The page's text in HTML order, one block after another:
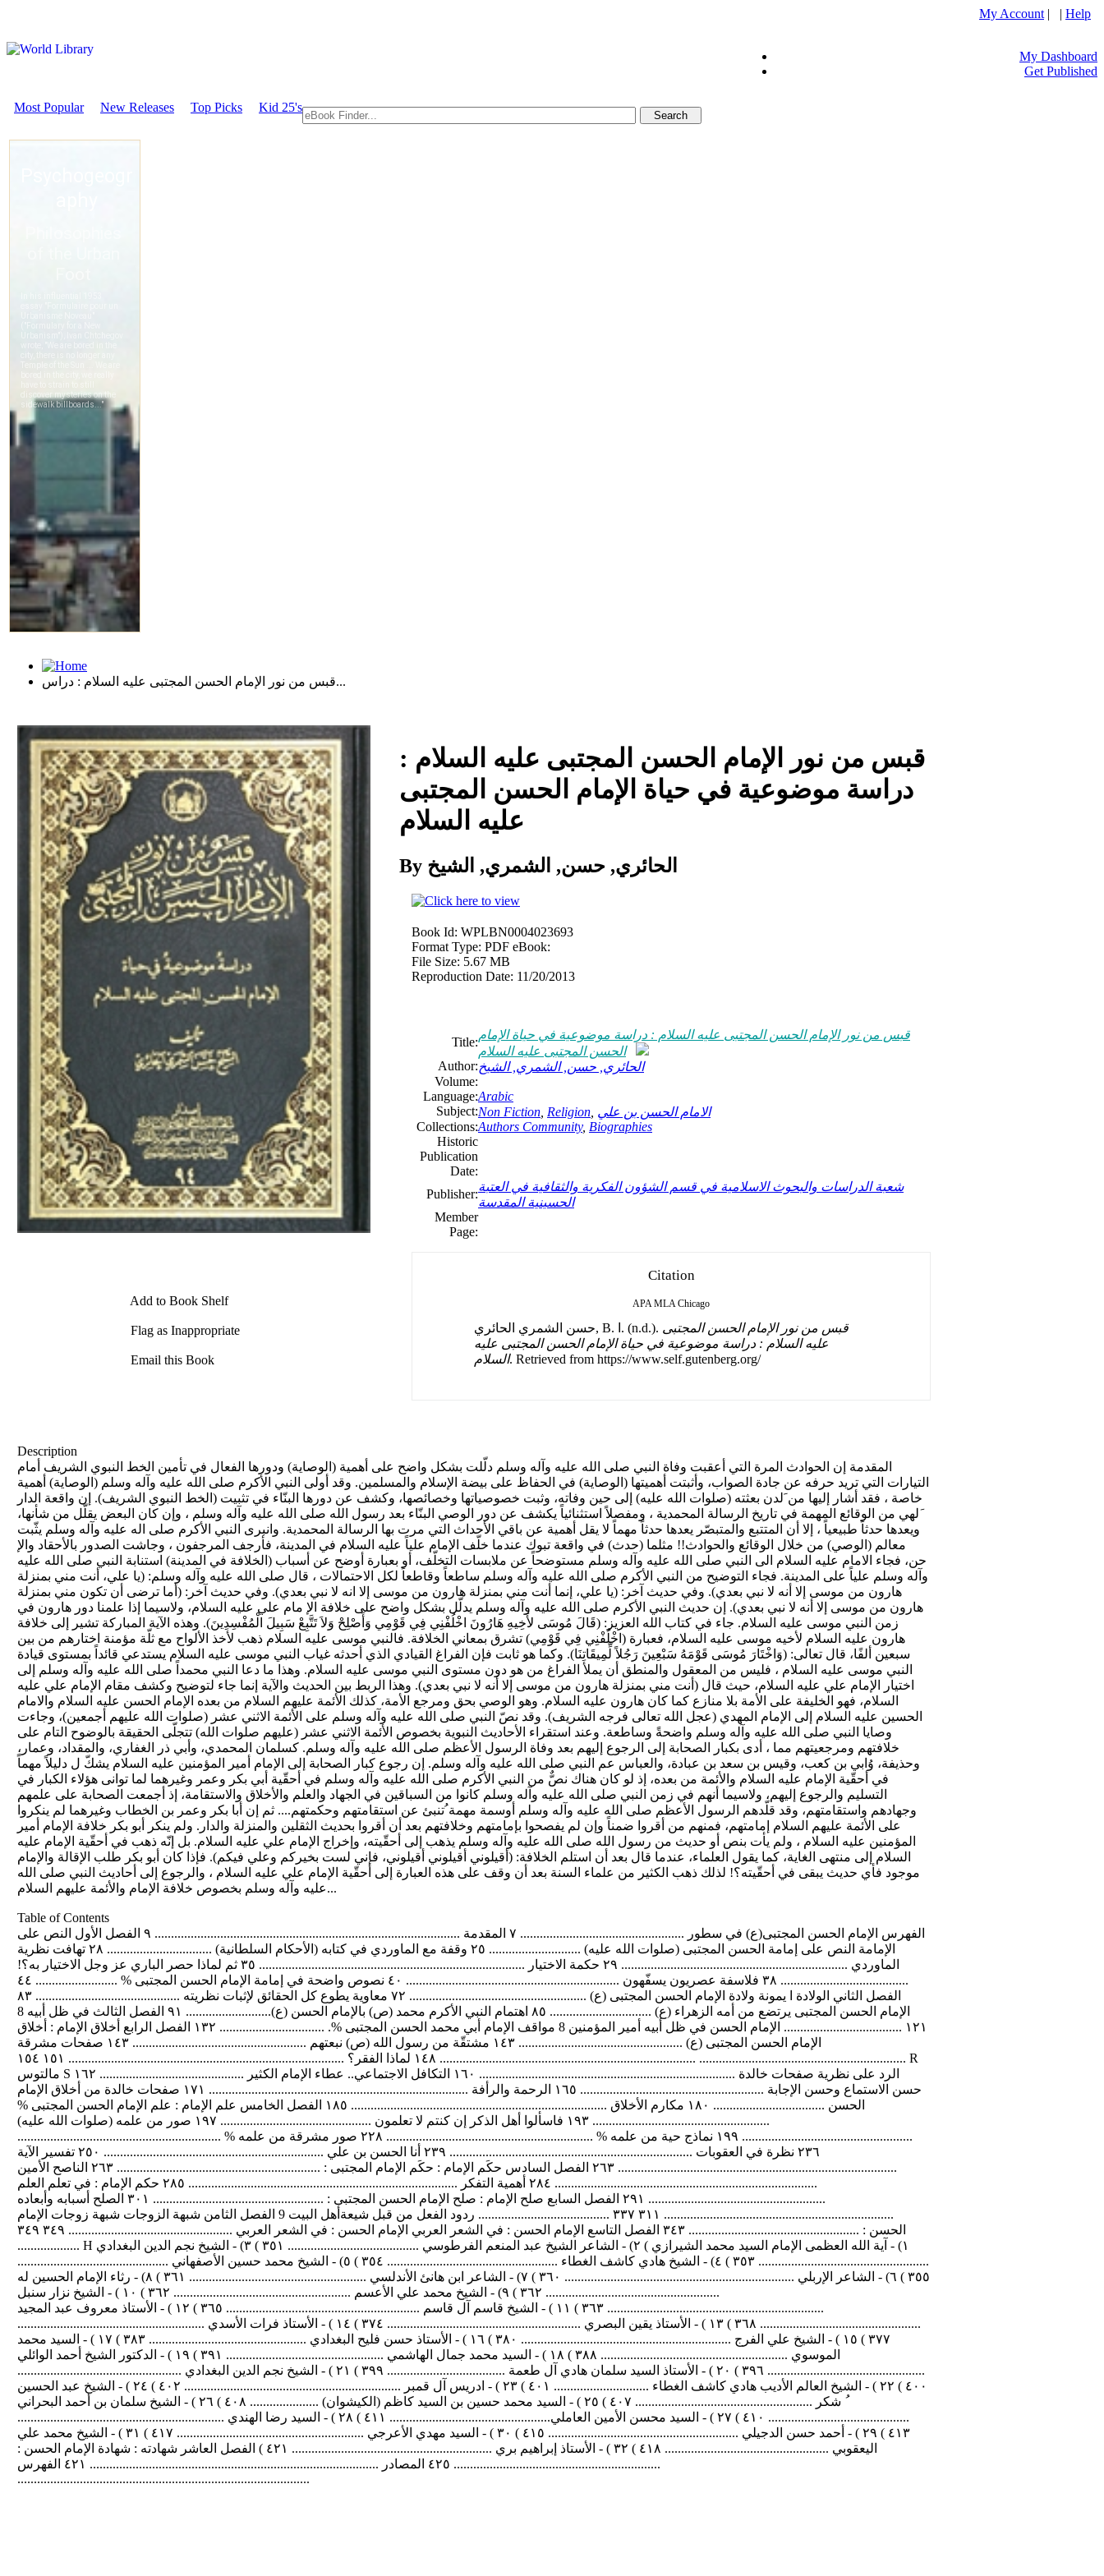
My Account | | Help
My Dashboard
Get Published
Most Popular New Releases Top Picks Kid 25's
قبس من نور الإمام الحسن المجتبى عليه السلام : دراس...
Download
Add to Book Shelf
Flag as Inappropriate
Email this Book
قبس من نور الإمام الحسن المجتبى عليه السلام :
دراسة موضوعية في حياة الإمام الحسن المجتبى
عليه السلام
By الحائري, حسن, الشمري, الشيخ
Book Id: WPLBN0004023693
Format Type: PDF eBook:
File Size: 5.67 MB
Reproduction Date: 11/20/2013
Title:
قبس من نور الإمام الحسن المجتبى عليه السلام : دراسة موضوعية في حياة الإمام
الحسن المجتبى عليه السلام
Author:الحائري, حسن, الشمري, الشيخ
Volume:
Language:Arabic
Subject:Non Fiction Religion الامام الحسن بن علي
Collections:Authors Community, Biographies
Historic
Publication
Date:
Publisher:
شعبة الدراسات والبحوث الاسلامية في قسم الشؤون الفكرية والثقافية في العتبة
الحسينية المقدسة
Member
Page:
Citation
APA MLA Chicago
حسن الشمري الحائري, B. ا. (n.d.). قبس من نور الإمام الحسن المجتبى
عليه السلام : دراسة موضوعية في حياة الإمام الحسن المجتبى عليه
السلام. Retrieved from https://www.self.gutenberg.org/
Description
المقدمة إن الحوادث المرة التي أعقبت وفاة النبي صلى الله عليه وآله وسلم دلّلت بشكل واضح على أهمية (الوصاية) ودورها الفعال في تأمين الخط النبوي الشريف أمام
التيارات التي تريد حرفه عن جادة الصواب، وأثبتت أهميتها (الوصاية) في الحفاظ على بيضة الإسلام والمسلمين. وقد أولى النبي الأكرم صلى الله عليه وآله وسلم (الوصاية) أهمية
خاصة ، فقد أشار إليها من َلدن بعثته (صلوات الله عليه) إلى حين وفاته، وثبت خصوصياتها وخصائصها، وكشف عن دورها البنّاء في تثبيت (الخط النبوي الشريف). إن واقعة الدار
َلهي من الوقائع المهمة في تاريخ الرسالة المحمدية ، ومفصلاً استثنائياً يكشف عن دور الوصي البنّاء بعد رسول الله صلى الله عليه وآله وسلم ، وإن كان البعض يقلّل من شأنها،
ويعدها حدثاً طبيعياً ، إلا أن المتتبع والمتبصّر يعدها حدثاً مهماً لا يقل أهمية عن باقي الأحداث التي مرت بها الرسالة المحمدية. وانبرى النبي الأكرم صلى اله عليه وآله وسلم يثّبت
معالم (الوصي) من خلال الوقائع والحوادث!! مثلما (حدث) في واقعة تبوك عندما خلّف الإمام علياً عليه السلام في المدينة، فأرجف المرجفون ، وجاشت الصدور بالأحقاد والإ
حن، فجاء الامام عليه السلام الى النبي صلى الله عليه وآله وسلم مستوضحاً عن ملابسات التخلّف، أو بعبارة أوضح عن أسباب (الخلافة في المدينة) استنابة النبي صلى الله عليه
وآله وسلم علياً على المدينة. فجاء التوضيح من النبي الأكرم صلى الله عليه وآله وسلم ساطعاً وقاطعاً لكل الاحتمالات ، قال صلى الله عليه وآله وسلم: (يا علي، أنت مني بمنزلة
هارون من موسى إلا أنه لا نبي بعدي). وفي حديث آخر: (يا علي، إنما أنت مني بمنزلة هارون من موسى إلا انه لا نبي بعدي). وفي حديث آخر: (أما ترضى أن تكون مني بمنزلة
هارون من موسى إلا أنه لا نبي بعدي). إن حديث النبي الأكرم صلى الله عليه وآله وسلم يدلّل بشكل واضح على خلافة الإ مام علي عليه السلام، ولاسيما إذا علمنا دور هارون في
زمن النبي موسى عليه السلام. جاء في كتاب الله العزيز: (قَالَ مُوسَى لأَخِيهِ هَارُونَ اخْلُفْنِي فِي قَوْمِي وَأَصْلِحْ وَلاَ تَتَّبِعْ سَبِيلَ الْمُفْسِدِينَ). وهذه الآية المباركة تشير إلى خلافة
هارون عليه السلام لأخيه موسى عليه السلام، فعبارة (اخْلُفْنِي فِي قَوْمِي) تشرق بمعاني الخلافة. فالنبي موسى عليه السلام ذهب لأخذ الألواح مع ثلّة مؤمنة اختارهم من بين
سبعين ألفًا، قال تعالى: (وَاخْتَارَ مُوسَى قَوْمَهُ سَبْعِينَ رَجُلاً لِّمِيقَاتِنَا). وكما هو ثابت فإن الفراغ القيادي الذي أحدثه غياب النبي موسى عليه السلام يستدعي قائداً بمستوى قيادة
النبي موسى عليه السلام ، فليس من المعقول والمنطق أن يملأ الفراغ من هو دون مستوى النبي موسى عليه السلام. وهذا ما دعا النبي محمداً صلى الله عليه وآله وسلم إلى
اختيار الإمام علي عليه السلام، حيث قال (أنت مني بمنزلة هارون من موسى إلا أنه لا نبي بعدي). وهذا الربط بين الحديث والآية إنما جاء لتوضيح وكشف مقام الإمام علي عليه
السلام، فهو الخليفة على الأمة بلا منازع كما كان هارون عليه السلام. وهو الوصي بحق ومرجع الأمة، كذلك الأئمة عليهم السلام من بعده الإمام الحسن عليه السلام والامام
الحسين عليه السلام إلى الإمام المهدي (عجل الله تعالى فرجه الشريف). وقد نصّ النبي صلى الله عليه وآله وسلم على الأئمة الاثني عشر (صلوات الله عليهم أجمعين)، وجاءت
وصايا النبي صلى الله عليه وآله وسلم واضحةً وساطعة. وعند استقراء الأحاديث النبوية بخصوص الأئمة الاثني عشر (عليهم صلوات الله) تتجلّى الحقيقة بالوضوح التام على
خلافتهم ومرجعيتهم مما ، أدى بكبار الصحابة إلى الرجوع إليهم بعد وفاة الرسول الأعظم صلى الله عليه وآله وسلم. كسلمان المحمدي، وأبي ذر الغفاري، والمقداد، وعمار،
وحذيفة، وُابي بن كعب، وقيس بن سعد بن عبادة، والعباس عم النبي صلى الله عليه وآله وسلم. إن رجوع كبار الصحابة إلى الإمام أمير المؤمنين عليه السلام يشكّ ل دليلاً مهماً
في أحقّية الإمام عليه السلام والأئمة من بعده، إذ لو كان هناك نصٌّ من النبي الأكرم صلى الله عليه وآله وسلم في أحقّية أبي بكر وعمر وغيرهما لما توانى هؤلاء الكبار في
التسليم والرجوع إليهم، ولاسيما أنهم في زمن النبي صلى الله عليه وآله وسلم كانوا من السباقين في الجهاد والعلم والأخلاق والاستقامة، إذ أجمعت الصحابة على علمهم
وجهادهم واستقامتهم، وقد قلّدهم الرسول الأعظم صلى الله عليه وآله وسلم أوسمة مهمة ُتنبئ عن استقامتهم وحكمتهم.... ثم إن أبا بكر وعمر بن الخطاب وغيرهما لم ينكروا
على الأئمة عليهم السلام إمامتهم، فمنهم من أقروا ضمناً وإن لم يفصحوا بإمامتهم وخلافتهم بعد أن أقروا بحديث الثقلين والمنزلة والدار. ولم ينكر أبو بكر خلافة الإمام أمير
المؤمنين عليه السلام ، ولم يأت بنص أو حديث من رسول الله صلى الله عليه وآله وسلم يذهب إلى أحقّيته، وإخراج الإمام علي عليه السلام. بل إنّه ذهب في أحقّية الإمام عليه
السلام إلى منتهى الغاية، كما يقول العلماء، عندما قال بعد أن استلم الخلافة: (أقيلوني أقيلوني أقيلوني، فإني لست بخيركم وعلي فيكم). فإذا كان أبو بكر طلب الإقالة والإمام
موجود فأي حديث يبقى في أحقّيته؟! لذلك ذهب الكثير من علماء السنة بعد أن وقف على هذه العبارة إلى أحقّية الإمام علي عليه السلام ، والرجوع إلى أحاديث النبي صلى الله
عليه وآله وسلم بخصوص خلافة الإمام والأئمة عليهم السلام...
Table of Contents
الفهرس الإمام الحسن المجتبى(ع) في سطور .................................................. ٧ المقدمة ............................................................................................. ٩ الفصل الأول النص على
الإمامة النص على إمامة الحسن المجتبى (صلوات الله عليه) ............................ ٢٥ وقفة مع الماوردي في كتابه (الأحكام السلطانية) ................................ ٢٨ تهافت نظرية
الماوردي ..................................................................... ٢٩ حكمة الاختيار ................................................................................. ٣٥ ثم لماذا حصر الباري عز وجل الاختيار به؟!
....................................... ٣٨ فلاسفة عصريون يسفّهون ................................................................. ٤٠ نصوص واضحة في إمامة الإمام الحسن المجتبى % ......................... ٤٤
الفصل الثاني الولادة ا يمونة ولادة الإمام الحسن المجتبى (ع) ...................................................... ٧٢ معاوية يطوع كل الحقائق لإثبات نظريته ............................................ ٨٣
الإمام الحسن المجتبى يرتضع من أمه الزهراء (ع) ............................... ٨٥ اهتمام النبي الأكرم محمد (ص) بالإمام الحسن (ع).......................... ٩١ الفصل الثالث في ظل أبيه 8
١٢١ .................................... الإمام الحسن في ظل أبيه أمير المؤمنين 8 مواقف الإمام أبي محمد الحسن المجتبى %. ................................ ١٣٢ الفصل الرابع أخلاق الإمام : أخلاق
الإمام الحسن المجتبى (ع) .................................................. ١٤٣ مشتقّة من رسول الله (ص) نبعتهم ..................................................... ١٤٣ صفحات مشرقة
.............................................................................. ١٤٨ لماذا الفقر؟ .................................................................................... ١٥١ ١٥٤ ............................................................... R
مالتوس S الرد على نظرية صفحات خالدة .............................................................................. ١٦٠ التكافل الاجتماعي.. عطاء الإمام الكثير ............................................ ١٦٢
حسن الاستماع وحسن الإجابة ........................................................ ١٦٥ الرحمة والرأفة ............................................................................... ١٧١ صفحات خالدة من أخلاق الإمام
الحسن .................................. ١٨٠ مكارم الأخلاق .............................................................................. ١٨٥ الفصل الخامس علم الإمام : علم الإمام الحسن المجتبى %
...................................................... ١٩٣ فاسألوا أهل الذكر إن كنتم لا تعلمون .............................................. ١٩٧ صور من علمه (صلوات الله عليه)
.................................................... ١٩٩ نماذج حية من علمه % ............................................................... ٢٢٨ صور مشرقة من علمه % ..............................................................
٢٣٦ نظرة في العقوبات .......................................................................... ٢٣٩ أنا الحسن بن علي ................................................................... ٢٥٠ تفسير الآية
..................................................................................... ٢٦٣ الفصل السادس حكَم الإمام : حكَم الإمام المجتبى : .............................................................. ٢٦٣ الناصح الأمين
................................................................................ ٢٨٤ أهمية التفكر .................................................................................. ٢٨٥ حكم الإمام : في تعلم العلم
...................................................... ٢٩١ الفصل السابع صلح الإمام : صلح الإمام الحسن المجتبى : .................................................... ٣٠١ الصلح أسبابه وأبعاده
...................................................................... ٣١١ ٣٣٧ ........................................ ردود الفعل من قبل شيعةأهل البيت 9 الفصل الثامن شبهة الزوجات شبهة زوجات الإمام
الحسن : .................................................... ٣٤٣ الفصل التاسع الإمام الحسن : في الشعر العربي الإمام الحسن : في الشعر العربي .................................................. ٣٤٩ ٣٤٩
................... H ١) - آية الله العظمى الإمام السيد محمد الشيرازي ) ٢) - الشاعر الشيخ عبد المنعم الفرطوسي ........................................ ٣٥١ ) ٣) - الشيخ نجم الدين البغدادي
.................................................... ٣٥٣ ) ٤) - الشيخ هادي كاشف الغطاء .................................................... ٣٥٤ ) ٥) - الشيخ محمد حسين الأصفهاني ..............................................
٣٥٥ ) ٦) - الشاعر الإربلي ...................................................................... ٣٦٠ ) ٧) - الشاعر ابن هانئ الأندلسي ...................................................... ٣٦١ ) ٨) - رثاء الإمام الحسين له
..................................................... ٣٦٢ ) ٩) - الشيخ محمد علي الأعسم ...................................................... ٣٦٢ ) ١٠ ) - الشيخ نزار سنبل
.................................................................. ٣٦٣ ) ١١ ) - الشيخ قاسم آل قاسم ........................................................... ٣٦٥ ) ١٢ ) - الأستاذ معروف عبد المجيد
................................................. ٣٦٨ ) ١٣ ) - الأستاذ يقين البصري ........................................................... ٣٧٤ ) ١٤ ) - الأستاذ فرات الأسدي .........................................................
٣٧٧ ) ١٥ ) - الشيخ علي الفرج ................................................................ ٣٨٠ ) ١٦ ) - الأستاذ حسن فليح البغدادي ................................................ ٣٨٣ ) ١٧ ) - السيد محمد
الموسوي ......................................................... ٣٨٨ ) ١٨ ) - السيد محمد جمال الهاشمي ................................................ ٣٩١ ) ١٩ ) - الدكتور الشيخ أحمد الوائلي
................................................ ٣٩٦ ) ٢٠ ) - الأستاذ السيد سلمان هادي آل طعمة .................................... ٣٩٩ ) ٢١ ) - الشيخ نجم الدين البغدادي ..................................................
٤٠٠ ) ٢٢ ) - الشيخ العالم الأديب هادي كاشف الغطاء ............................. ٤٠١ ) ٢٣ ) - ادريس آل قمبر .................................................................. ٤٠٢ ) ٢٤ ) - الشيخ عبد الحسين
ُ شكر ...................................................... ٤٠٧ ) ٢٥ ) - السيد محمد حسين بن السيد كاظم (الكيشوان) ..................... ٤٠٨ ) ٢٦ ) - الشيخ سلمان بن أحمد البحراني
........................................... ٤١٠ ) ٢٧ ) - السيد محسن الأمين العاملي................................................. ٤١١ ) ٢٨ ) - السيد رضا الهندي ...............................................................
٤١٣ ) ٢٩ ) - أحمد حسن الدجيلي .......................................................... ٤١٥ ) ٣٠ ) - السيد مهدي الأعرجي ......................................................... ٤١٧ ) ٣١ ) - الشيخ محمد علي
اليعقوبي .................................................. ٤١٨ ) ٣٢ ) - الأستاذ إبراهيم بري ............................................................. ٤٢١ ) الفصل العاشر شهادته : شهادة الإمام الحسن :
............................................................... ٤٢٥ المصادر ........................................................................................ ٤٢١ الفهرس
.........................................................................................